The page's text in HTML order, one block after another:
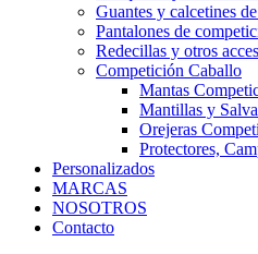
Guantes y calcetines
Pantalones de
Redecillas y otros
Competición Caballo
Mantas
Mantillas y
Orejeras
Protectores,
Personalizados
MARCAS
NOSOTROS
Contacto